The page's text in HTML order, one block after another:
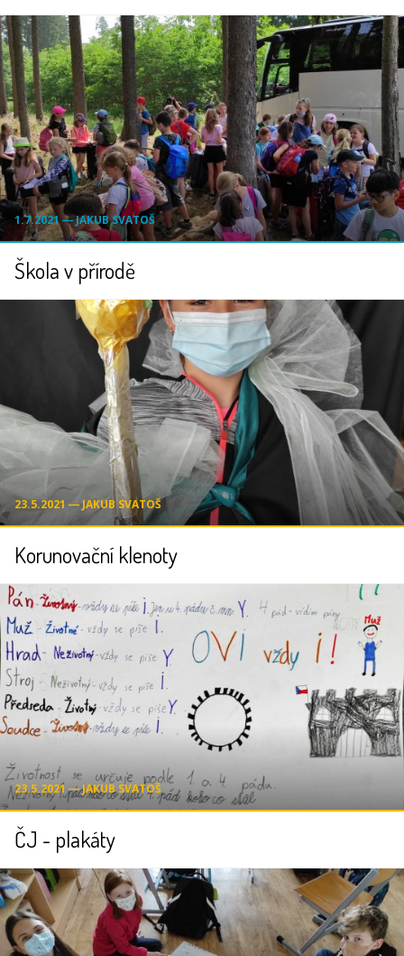
1.7.2021 ― JAKUB SVATOŠ
Škola v přírodě
23.5.2021 ― JAKUB SVATOŠ
Korunovační klenoty
23.5.2021 ― JAKUB SVATOŠ
ČJ - plakáty